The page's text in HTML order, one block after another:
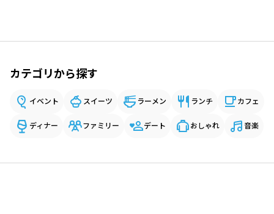
カテゴリから探す
イベント スイーツ ラーメン ランチ カフェ
ディナー ファミリー デート おしゃれ 音楽